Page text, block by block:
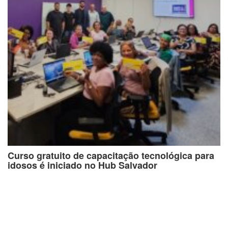
Curso gratuito de capacitação tecnológica para
idosos é iniciado no Hub Salvador